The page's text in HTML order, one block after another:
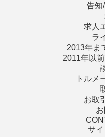
告知
求人
ラ
2013年ま
2011年以
トルメ
お取
サ